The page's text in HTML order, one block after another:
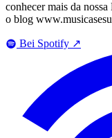
conhecer mais da
o blog
Bei Spotify ↗